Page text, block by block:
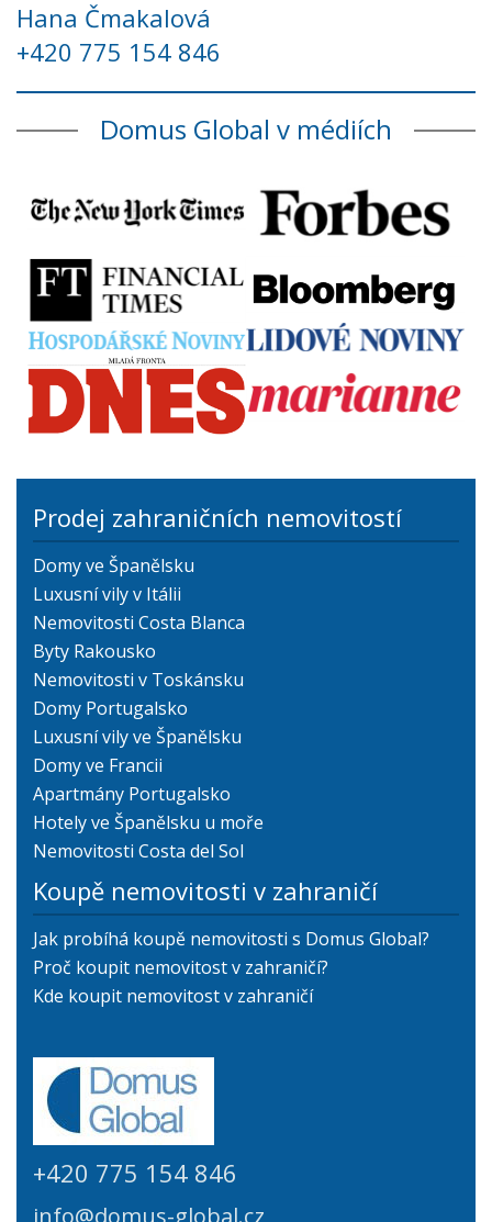
Hana Čmakalová
+420 775 154 846
Domus Global v médiích
Prodej zahraničních nemovitostí
Domy ve Španělsku
Luxusní vily v Itálii
Nemovitosti Costa Blanca
Byty Rakousko
Nemovitosti v Toskánsku
Domy Portugalsko
Luxusní vily ve Španělsku
Domy ve Francii
Apartmány Portugalsko
Hotely ve Španělsku u moře
Nemovitosti Costa del Sol
Koupě nemovitosti v zahraničí
Jak probíhá koupě nemovitosti s Domus Global?
Proč koupit nemovitost v zahraničí?
Kde koupit nemovitost v zahraničí
+420 775 154 846
info@domus-global.cz